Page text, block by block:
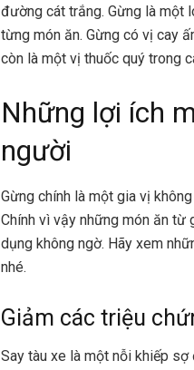
đường cát trắng. Gừng là một
từng món ăn. Gừng có vị cay
còn là một vị thuốc quý trong
Những lợi ích
người
Gừng chính là một gia vị
Chính vì vậy những món ăn
dụng không ngờ. Hãy xem
nhé.
Giảm các triệu
Say tàu xe là một nỗi khiếp